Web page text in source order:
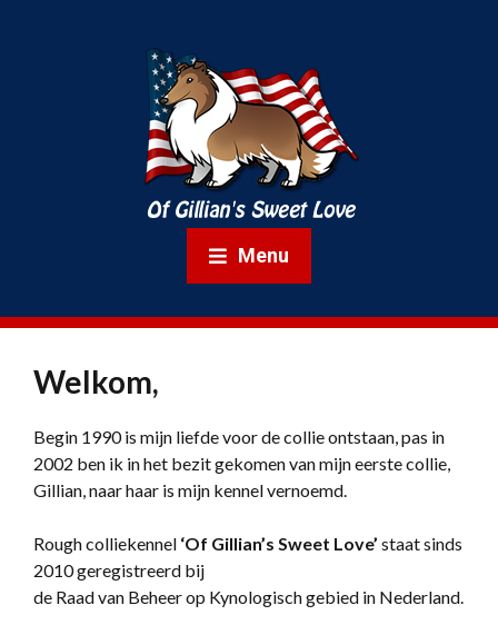
Menu
Welkom,
Begin 1990 is mijn liefde voor de collie ontstaan, pas in
2002 ben ik in het bezit gekomen van mijn eerste collie,
Gillian, naar haar is mijn kennel vernoemd.
Rough colliekennel ‘Of Gillian’s Sweet Love’ staat sinds
2010 geregistreerd bij
de Raad van Beheer op Kynologisch gebied in Nederland.